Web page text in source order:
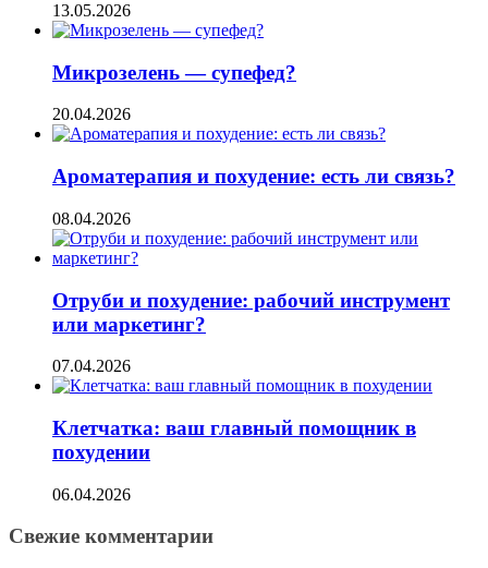
13.05.2026
Микрозелень — супефед?
20.04.2026
Ароматерапия и похудение: есть ли связь?
08.04.2026
Отруби и похудение: рабочий инструмент
или маркетинг?
07.04.2026
Клетчатка: ваш главный помощник в
похудении
06.04.2026
Свежие комментарии